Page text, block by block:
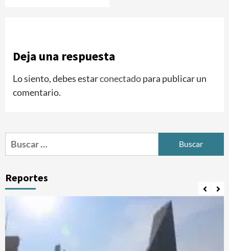
Deja una respuesta
Lo siento, debes estarconectadopara publicar un
comentario.
Buscar:
Reportes